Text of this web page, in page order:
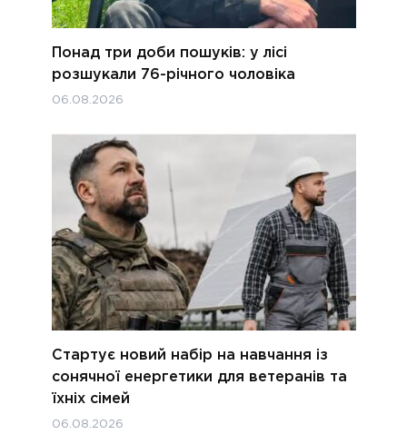
Понад три доби пошуків: у лісі
розшукали 76-річного чоловіка
06.08.2026
Стартує новий набір на навчання із
сонячної енергетики для ветеранів та
їхніх сімей
06.08.2026